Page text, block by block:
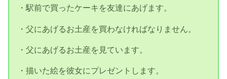
・駅前で買ったケーキを友達にあげます。
・父にあげるお土産を買わなければなりません。
・父にあげるお土産を見ています。
・描いた絵を彼女にプレゼントします。